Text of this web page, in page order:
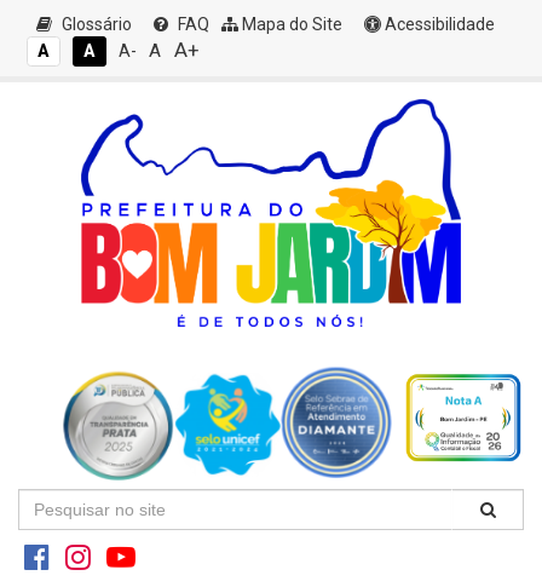
Glossário FAQ Mapa do Site
Acessibilidade
A
A A- A A+